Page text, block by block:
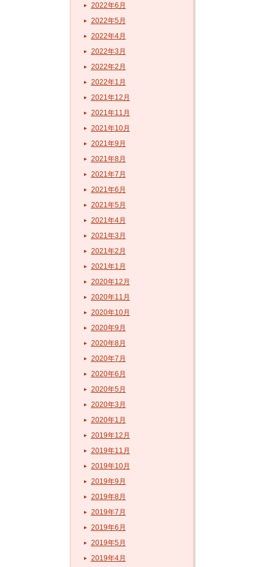
2022年6月
2022年5月
2022年4月
2022年3月
2022年2月
2022年1月
2021年12月
2021年11月
2021年10月
2021年9月
2021年8月
2021年7月
2021年6月
2021年5月
2021年4月
2021年3月
2021年2月
2021年1月
2020年12月
2020年11月
2020年10月
2020年9月
2020年8月
2020年7月
2020年6月
2020年5月
2020年3月
2020年1月
2019年12月
2019年11月
2019年10月
2019年9月
2019年8月
2019年7月
2019年6月
2019年5月
2019年4月